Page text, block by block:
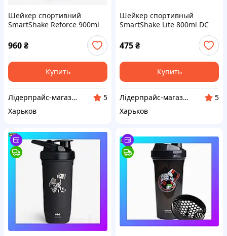
Шейкер спортивний
SmartShake Reforce 900ml
DC Harley Quinn, Оригінал!
960₴
Купить
Лідерпрайс-магазин товарів для дому, здоров'я, спорту та відпочинку №1. Liderprice.uaprom.net
5
Харьков
Шейкер спортивный
SmartShake Lite 800ml DC
Harley Quinn, Оригинал!
475₴
Купить
Лідерпрайс-магазин товарів для дому, здоров'я, спорту та відпочинку №1. Liderprice.uaprom.net
5
Харьков